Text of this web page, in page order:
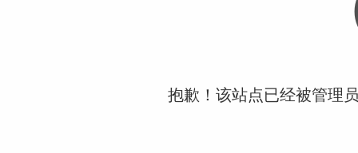
抱歉！该站点已经被管理